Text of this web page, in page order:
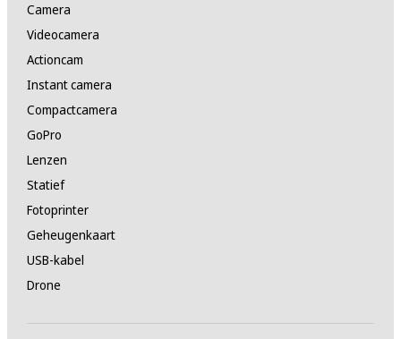
Camera
Videocamera
Actioncam
Instant camera
Compactcamera
GoPro
Lenzen
Statief
Fotoprinter
Geheugenkaart
USB-kabel
Drone